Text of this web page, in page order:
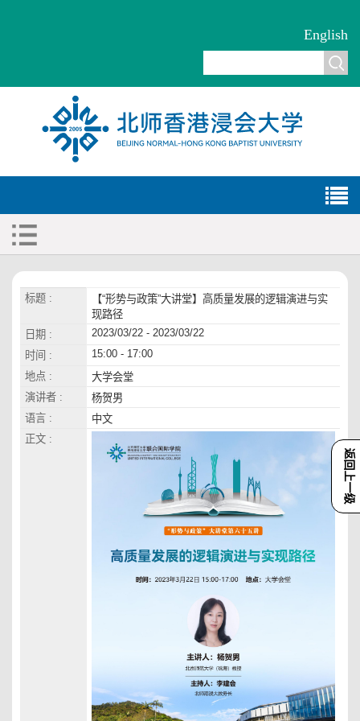
返回上一级
English
标题 :
【“形势与政策”大讲堂】高质量发展的逻辑演进与实
现路径
日期 :
2023/03/22 - 2023/03/22
时间 :
15:00 - 17:00
地点 :
大学会堂
演讲者 :
杨贺男
语言 :
中文
正文 :